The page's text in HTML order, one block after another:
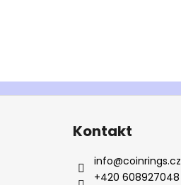
Z
Kontakt
info@coinrings.cz
+420 608927048